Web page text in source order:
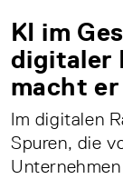
KI im
digitaler
macht
Im digitalen
Spuren, die